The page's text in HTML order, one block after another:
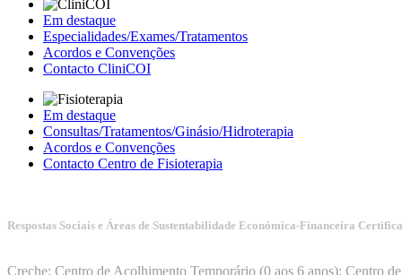
Em destaque
Especialidades/Exames/Tratamentos
Acordos e Convenções
Contacto CliniCOI
Em destaque
Consultas/Tratamentos/Ginásio/Hidroterapia
Acordos e Convenções
Contacto Centro de Fisioterapia
Respostas Sociais e Áreas de Sustentabilidade Económica-Financeira
Creche; Centro de Acolhimento Temporário (0 aos 6 anos); Centro